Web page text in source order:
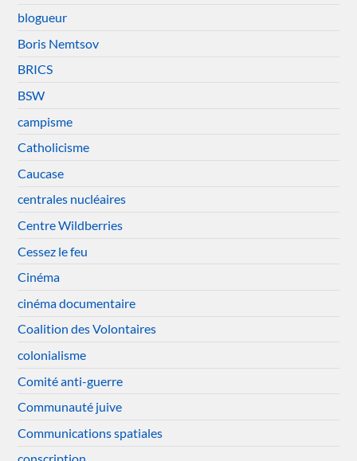
blogueur
Boris Nemtsov
BRICS
BSW
campisme
Catholicisme
Caucase
centrales nucléaires
Centre Wildberries
Cessez le feu
Cinéma
cinéma documentaire
Coalition des Volontaires
colonialisme
Comité anti-guerre
Communauté juive
Communications spatiales